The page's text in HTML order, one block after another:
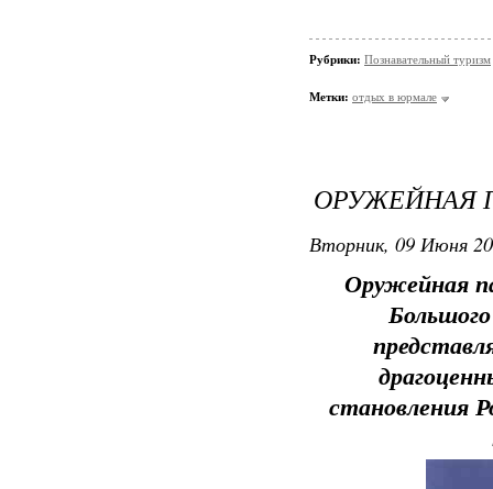
Рубрики: Познавательный туризм
Метки: отдых в юрмале
ОРУЖЕЙНАЯ
Вторник, 09 Июня
Оружейная
становления